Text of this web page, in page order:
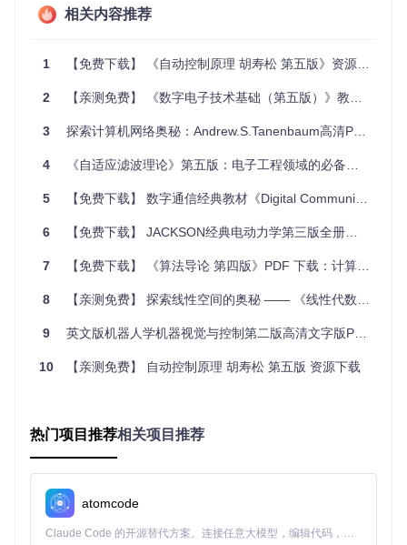
高质量排版：PDF文件的排版经过精心设计，使得阅读体验
于学术资源的交流。
项目及技术应用场景
《随机过程》作为数学、工程、金融等专业的核心课程，其教
帮助研究者快速查找相关理论，提高研究效率。
教育培训
在教育领域，该项目可以作为高等院校相关课程的辅助教材，
企业应用
金融、保险等行业中，随机过程理论有着广泛的应用。企业员
全面性
《随机过程第五版PDF教材》包含了教材的全部内容，从基本
概念到高级理论，一应俱全。
权威性
教材由刘次华教授编著，保证了内容的权威性和准确性。
相关内容推荐
1 【免费下载】 《自动控制原理 胡寿松 第五版》资源推荐：掌握自动控制的核心知识
2 【亲测免费】 《数字电子技术基础（第五版）》教材下载：电子工程学习者的必备资源
3 探索计算机网络奥秘：Andrew.S.Tanenbaum高清PDF版第五版推荐
4 《自适应滤波理论》第五版：电子工程领域的必备资源
5 【免费下载】 数字通信经典教材《Digital Communication》第五版：权威资源，助你掌握通信精髓
6 【免费下载】 JACKSON经典电动力学第三版全册：电动力学领域的权威指南
7 【免费下载】 《算法导论 第四版》PDF 下载：计算机科学领域的经典教材
8 【亲测免费】 探索线性空间的奥秘 —— 《线性代数导论》第五版英文原版资源推荐
9 英文版机器人学机器视觉与控制第二版高清文字版PDF下载：机器人领域学习者的必备资料
10 【亲测免费】 自动控制原理 胡寿松 第五版 资源下载
热门项目推荐相关项目推荐
atomcode
Claude Code 的开源替代方案。连接任意大模型，编辑代码，运行命令，自动验证 — 全自动执行。用 Rust 构建，极致性能。 ｜ An open-source alternative to Claude Code. Connect any LLM, edit code, run commands, and verify changes — autonomously. Built in Rust for speed. Get Started